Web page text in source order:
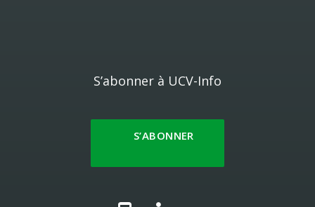
S’abonner à UCV-Info
S’ABONNER